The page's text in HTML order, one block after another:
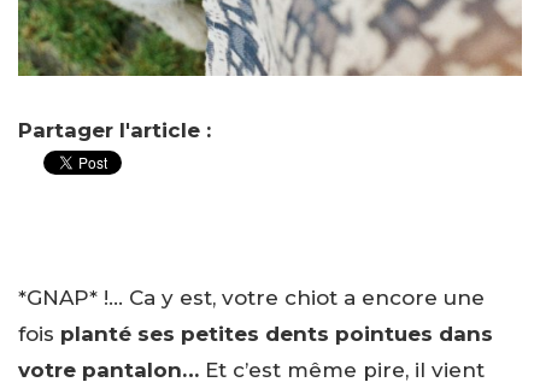
Partager l'article :
*GNAP* !… Ca y est, votre chiot a encore une
fois planté ses petites dents pointues dans
votre pantalon… Et c’est même pire, il vient